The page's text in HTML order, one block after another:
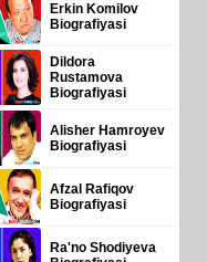
Erkin Komilov
Biografiyasi
Dildora
Rustamova
Biografiyasi
Alisher Hamroyev
Biografiyasi
Afzal Rafiqov
Biografiyasi
Ra'no Shodiyeva